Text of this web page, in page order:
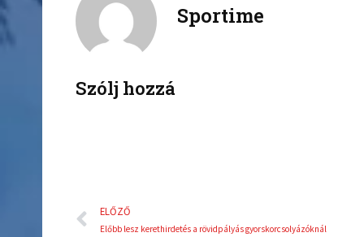
b
Sportime
Szólj hozzá
Előző
ELŐZŐ
Előbb lesz kerethirdetés a rövidpályás gyorskorcsolyázóknál